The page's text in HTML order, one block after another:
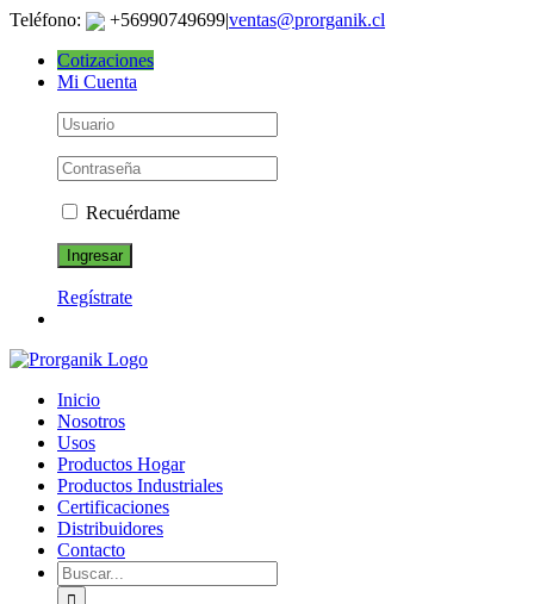
Skip
content
Teléfono: +56990749699|ventas@prorganik.cl
Cotizaciones
Mi Cuenta
Recuérdame
Regístrate
Inicio
Nosotros
Usos
Productos Hogar
Productos Industriales
Certificaciones
Distribuidores
Contacto
Search
for: